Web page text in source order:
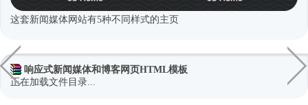
这套新闻媒体网站有5种不同样式的主页
响应式新闻媒体和博客网页HTML模板
正在加载文件目录...